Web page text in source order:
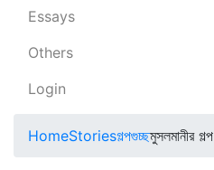
Essays
Others
Login
HomeStoriesগল্পগুচ্ছমুসলমানীর গল্প